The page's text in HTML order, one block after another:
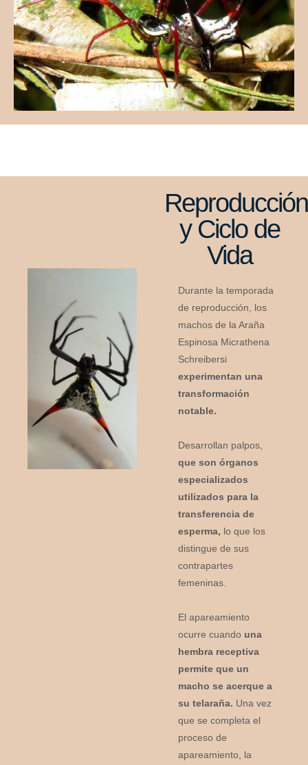
Reproducción
y Ciclo de
Vida
Durante la temporada
de reproducción, los
machos de la Araña
Espinosa Micrathena
Schreibersi
experimentan una
transformación
notable.
Desarrollan palpos,
que son órganos
especializados
utilizados para la
transferencia de
esperma, lo que los
distingue de sus
contrapartes
femeninas.
El apareamiento
ocurre cuando una
hembra receptiva
permite que un
macho se acerque a
su telaraña. Una vez
que se completa el
proceso de
apareamiento, la